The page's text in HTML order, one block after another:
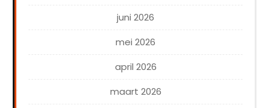
juni 2026
mei 2026
april 2026
maart 2026